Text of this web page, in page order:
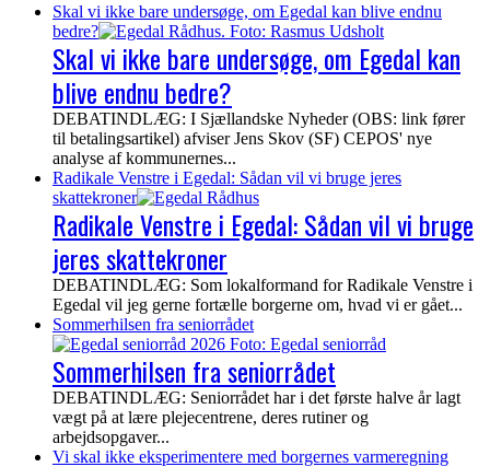
Skal vi ikke bare undersøge, om Egedal kan blive endnu
bedre?
Skal vi ikke bare undersøge, om Egedal kan
blive endnu bedre?
DEBATINDLÆG: I Sjællandske Nyheder (OBS: link fører
til betalingsartikel) afviser Jens Skov (SF) CEPOS' nye
analyse af kommunernes...
Radikale Venstre i Egedal: Sådan vil vi bruge jeres
skattekroner
Radikale Venstre i Egedal: Sådan vil vi bruge
jeres skattekroner
DEBATINDLÆG: Som lokalformand for Radikale Venstre i
Egedal vil jeg gerne fortælle borgerne om, hvad vi er gået...
Sommerhilsen fra seniorrådet
Sommerhilsen fra seniorrådet
DEBATINDLÆG: Seniorrådet har i det første halve år lagt
vægt på at lære plejecentrene, deres rutiner og
arbejdsopgaver...
Vi skal ikke eksperimentere med borgernes varmeregning